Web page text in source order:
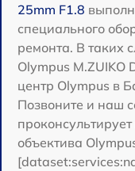
25mm F1.8
специального
ремонта. В таких
Olympus M.ZUIKO
центр Olympus в
Позвоните и наш
объектива